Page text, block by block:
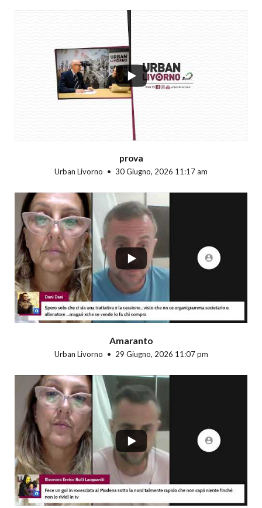
prova
Urban Livorno 30 Giugno, 2026 11:17 am
Amaranto
Urban Livorno 29 Giugno, 2026 11:07 pm